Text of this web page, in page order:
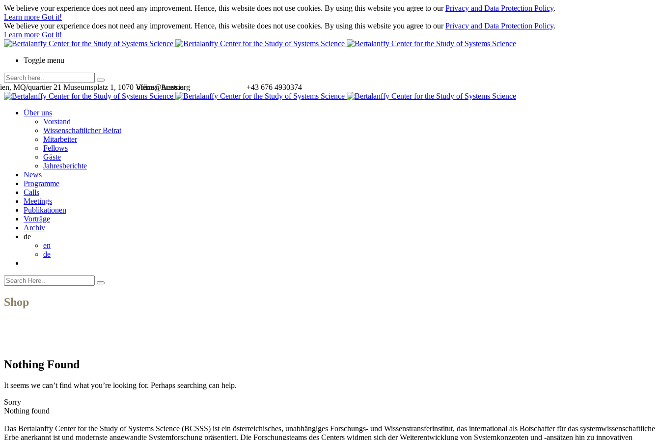
We believe your experience does not need any improvement. Hence, this website does not use cookies. By using this website you agree to ourPrivacy and Data Protection Policy.
Learn more Got it!
We believe your experience does not need any improvement. Hence, this website does not use cookies. By using this website you agree to ourPrivacy and Data Protection Policy.
Learn more Got it!
Toggle menu
+43 676 4930374
office@bcsss.org
MQ/quartier 21 Museumsplatz 1, 1070 Vienna, Austria
Über uns
Vorstand
Wissenschaftlicher Beirat
Mitarbeiter
Fellows
Gäste
Jahresberichte
News
Programme
Calls
Meetings
Publikationen
Vorträge
Archiv
de
en
de
Shop
Nothing Found
It seems we can’t find what you’re looking for. Perhaps searching can help.
Sorry
Nothing found
Das Bertalanffy Center for the Study of Systems Science (BCSSS) ist ein österreichisches, unabhängiges Forschungs- und Wissenstransferinstitut, das international als Botschafter für das systemwissenschaftliche
Erbe anerkannt ist und modernste angewandte Systemforschung präsentiert. Die Forschungsteams des Centers widmen sich der Weiterentwicklung von Systemkonzepten und -ansätzen hin zu innovativen